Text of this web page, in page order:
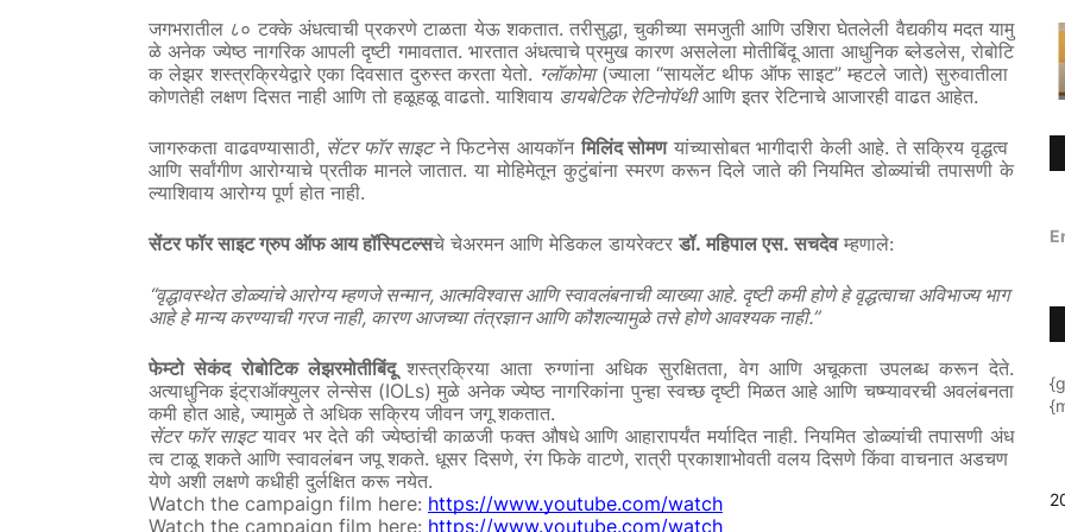
जगभरातील ८० टक्के अंधत्वाची प्रकरणे टाळता येऊ शकतात. तरीसुद्धा,चुकीच्या समजुती आणि उशिरा घेतलेली वैद्यकीय मदत यामु
ळे अनेक ज्येष्ठ नागरिक आपली दृष्टी गमावतात. भारतात अंधत्वाचे प्रमुख कारण असलेला मोतीबिंदू आता आधुनिक ब्लेडलेस, रोबोटि
क लेझर शस्त्रक्रियेद्वारे एका दिवसात दुरुस्त करता येतो. ग्लॉकोमा(ज्याला“सायलेंट थीफ ऑफ साइट”म्हटले जाते) सुरुवातीला
कोणतेही लक्षण दिसत नाही आणि तो हळूहळू वाढतो. याशिवाय डायबेटिक रेटिनोपॅथी आणि इतर रेटिनाचे आजारही वाढत आहेत.
जागरुकता वाढवण्यासाठी, सेंटर फॉर साइट ने फिटनेस आयकॉन मिलिंद सोमण यांच्यासोबत भागीदारी केली आहे. ते सक्रिय वृद्धत्व
आणि सर्वांगीण आरोग्याचे प्रतीक मानले जातात.या मोहिमेतून कुटुंबांना स्मरण करून दिले जाते की नियमित डोळ्यांची तपासणी के
ल्याशिवाय आरोग्य पूर्ण होत नाही.
सेंटर फॉर साइट ग्रुप ऑफ आय हॉस्पिटल्सचे चेअरमन आणि मेडिकल डायरेक्टर डॉ.महिपाल एस.सचदेव म्हणाले:
“वृद्धावस्थेत डोळ्यांचे आरोग्य म्हणजे सन्मान, आत्मविश्वास आणि स्वावलंबनाची व्याख्या आहे. दृष्टी कमी होणे हे वृद्धत्वाचा अविभाज्य भाग
आहे हे मान्य करण्याची गरज नाही, कारण आजच्या तंत्रज्ञान आणि कौशल्यामुळे तसे होणे आवश्यक नाही.”
फेम्टो सेकंद रोबोटिक लेझरमोतीबिंदू शस्त्रक्रिया आता रुग्णांना अधिक सुरक्षितता, वेग आणि अचूकता उपलब्ध करून देते.
अत्याधुनिक इंट्राऑक्युलर लेन्सेस(IOLs)मुळे अनेक ज्येष्ठ नागरिकांना पुन्हा स्वच्छ दृष्टी मिळत आहे आणि चष्म्यावरची अवलंबनता
कमी होत आहे, ज्यामुळे ते अधिक सक्रिय जीवन जगू शकतात.
सेंटर फॉर साइट यावर भर देते की ज्येष्ठांची काळजी फक्त औषधे आणि आहारापर्यंत मर्यादित नाही.नियमित डोळ्यांची तपासणी अंध
त्व टाळू शकते आणि स्वावलंबन जपू शकते.धूसर दिसणे, रंग फिके वाटणे, रात्री प्रकाशाभोवती वलय दिसणे किंवा वाचनात अडचण
येणे अशी लक्षणे कधीही दुर्लक्षित करू नयेत.
Watch the campaign film here: https://www.youtube.com/watch
Watch the campaign film here: https://www.youtube.com/watch